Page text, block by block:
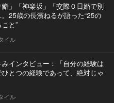
鮨」「神楽坂」「交際０日婚で別
25歳の長濱ねるが語った“25の
と”
イル
インタビュー：「自分の経験は
ひとつの経験であって、絶対じゃ
イル